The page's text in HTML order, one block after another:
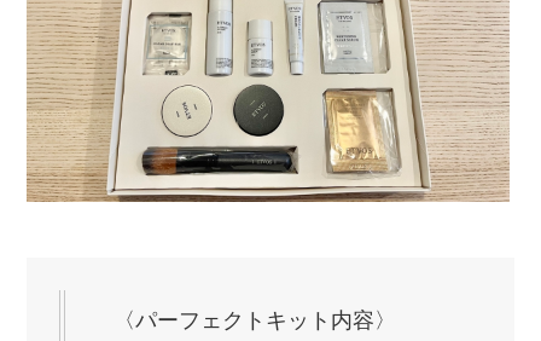
〈パーフェクトキット内容〉